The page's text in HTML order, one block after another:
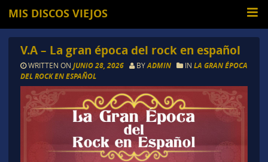
MIS DISCOS VIEJOS
V.A – La gran época del rock en español
WRITTEN ON JUNIO 28, 2026 BYADMIN IN LA GRAN ÉPOCA
DEL ROCK EN ESPAÑOL